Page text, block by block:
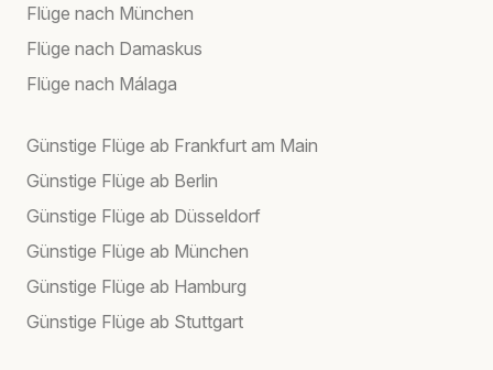
Flüge nach München
Flüge nach Damaskus
Flüge nach Málaga
Günstige Flüge ab Frankfurt am Main
Günstige Flüge ab Berlin
Günstige Flüge ab Düsseldorf
Günstige Flüge ab München
Günstige Flüge ab Hamburg
Günstige Flüge ab Stuttgart